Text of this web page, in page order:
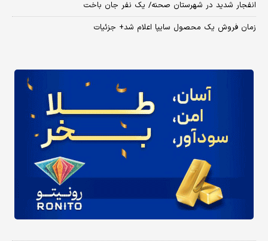
انفجار شدید در شهرستان صحنه/ یک نفر جان باخت
زمان فروش یک محصول سایپا اعلام شد+ جزئیات